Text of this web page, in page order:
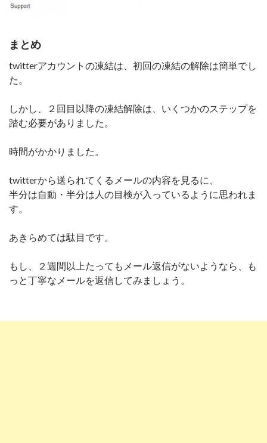
まとめ
twitterアカウントの凍結は、初回の凍結の解除は簡単でし
た。
しかし、２回目以降の凍結解除は、いくつかのステップを
踏む必要がありました。
時間がかかりました。
twitterから送られてくるメールの内容を見るに、
半分は自動・半分は人の目検が入っているように思われま
す。
あきらめては駄目です。
もし、２週間以上たってもメール返信がないようなら、も
っと丁寧なメールを返信してみましょう。